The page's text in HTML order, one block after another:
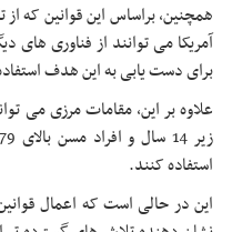
آمریکا می توانند از فناوری
برای دست یابی به این هدف
علاوه بر این، مقامات مرزی می
استفاده کنند.
این در حالی است که اعمال